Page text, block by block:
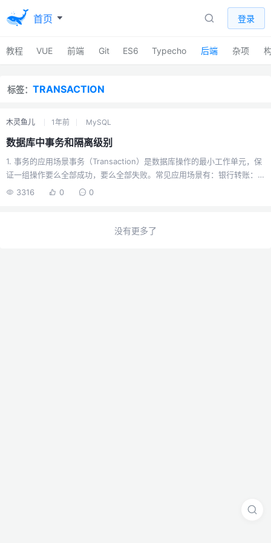
首页 登录
教程 VUE 前端 Git ES6 Typecho 后端 杂项
标签： TRANSACTION
木灵鱼儿 1年前 MySQL
数据库中事务和隔离级别
1. 事务的应用场景事务（Transaction）是数据库操作的最小工作单元，保
证一组操作要么全部成功，要么全部失败。常见应用场景有：银行转账：A
账户扣款、B账户加款，必须同时成功或失败。订单处理：下单时扣减库
UPDATE accounts SET balance = balance - 100 WHERE user_id = 1;
3316 0 0
没有更多了